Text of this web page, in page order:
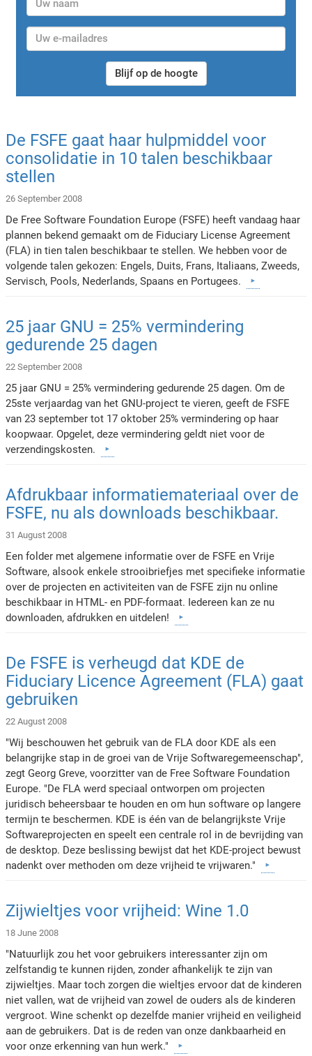
Blijf op de hoogte
De FSFE gaat haar hulpmiddel voor
consolidatie in 10 talen beschikbaar
stellen
26 September 2008
De Free Software Foundation Europe (FSFE) heeft vandaag haar
plannen bekend gemaakt om de Fiduciary License Agreement
(FLA) in tien talen beschikbaar te stellen. We hebben voor de
volgende talen gekozen: Engels, Duits, Frans, Italiaans, Zweeds,
Servisch, Pools, Nederlands, Spaans en Portugees.
25 jaar GNU = 25% vermindering
gedurende 25 dagen
22 September 2008
25 jaar GNU = 25% vermindering gedurende 25 dagen. Om de
25ste verjaardag van het GNU-project te vieren, geeft de FSFE
van 23 september tot 17 oktober 25% vermindering op haar
koopwaar. Opgelet, deze vermindering geldt niet voor de
verzendingskosten.
Afdrukbaar informatiemateriaal over de
FSFE, nu als downloads beschikbaar.
31 August 2008
Een folder met algemene informatie over de FSFE en Vrije
Software, alsook enkele strooibriefjes met specifieke informatie
over de projecten en activiteiten van de FSFE zijn nu online
beschikbaar in HTML- en PDF-formaat. Iedereen kan ze nu
downloaden, afdrukken en uitdelen!
De FSFE is verheugd dat KDE de
Fiduciary Licence Agreement (FLA) gaat
gebruiken
22 August 2008
"Wij beschouwen het gebruik van de FLA door KDE als een
belangrijke stap in de groei van de Vrije Softwaregemeenschap",
zegt Georg Greve, voorzitter van de Free Software Foundation
Europe. "De FLA werd speciaal ontworpen om projecten
juridisch beheersbaar te houden en om hun software op langere
termijn te beschermen. KDE is één van de belangrijkste Vrije
Softwareprojecten en speelt een centrale rol in de bevrijding van
de desktop. Deze beslissing bewijst dat het KDE-project bewust
nadenkt over methoden om deze vrijheid te vrijwaren."
Zijwieltjes voor vrijheid: Wine 1.0
18 June 2008
"Natuurlijk zou het voor gebruikers interessanter zijn om
zelfstandig te kunnen rijden, zonder afhankelijk te zijn van
zijwieltjes. Maar toch zorgen die wieltjes ervoor dat de kinderen
niet vallen, wat de vrijheid van zowel de ouders als de kinderen
vergroot. Wine schenkt op dezelfde manier vrijheid en veiligheid
aan de gebruikers. Dat is de reden van onze dankbaarheid en
voor onze erkenning van hun werk."